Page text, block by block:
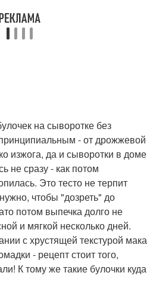
на сыворотке без
- от дрожжевой
изжога, да и сыворотки в доме
не сразу - как потом
Это тесто не терпит
чтобы "дозреть" до
потом выпечка долго не
и мягкой несколько дней.
с хрустящей текстурой мака
- рецепт стоит того,
К тому же такие булочки куда